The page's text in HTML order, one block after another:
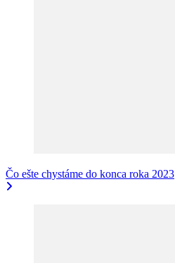
Čo ešte chystáme do konca roka 2023